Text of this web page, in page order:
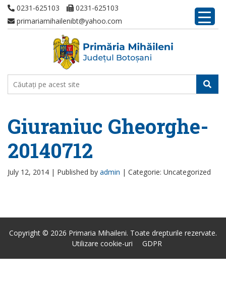
0231-625103
0231-625103
primariamihailenibt@yahoo.com
Giuraniuc Gheorghe-
20140712
July 12, 2014 | Published by admin | Categorie: Uncategorized
Copyright © 2026 Primaria Mihaileni. Toate drepturile rezervate.
Utilizare cookie-uri
GDPR